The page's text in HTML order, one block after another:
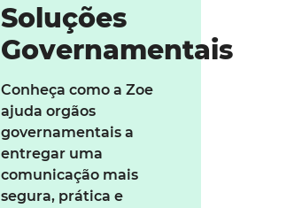
Soluções
Governamentais
Conheça como a Zoe
ajuda orgãos
governamentais a
entregar uma
comunicação mais
segura, prática e